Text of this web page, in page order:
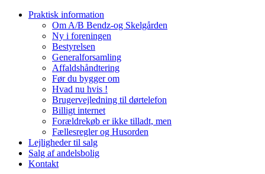
ViderePraktisk information
Om A/B Bendz-og Skelgården
Ny i foreningen
Bestyrelsen
Generalforsamling
Affaldshåndtering
Før du bygger om
Hvad nu hvis !
Brugervejledning til dørtelefon
Billigt internet
Forældrekøb er ikke tilladt, men
Fællesregler og Husorden
Lejligheder til salg
Salg af andelsbolig
Kontakt